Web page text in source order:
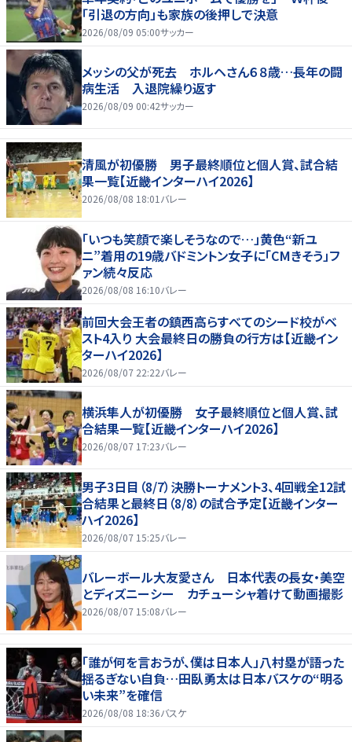
「引退の方向」も家族の後押しで決意
2026/08/09 05:00サッカー
メッシの父が死去 ホルヘさん６８歳…長年の闘
病生活 入退院繰り返す
2026/08/09 00:42サッカー
清風が初優勝 男子最終順位と個人賞、試合結
果一覧【近畿インターハイ2026】
2026/08/08 18:01 バレー
「いつも笑顔で楽しそうなので…」黄色“新ユ
ニ”着用の19歳バドミントン女子に「CMきそう」フ
ァン続々反応
2026/08/08 16:10バレー
前回大会王者の鎮西高らすべてのシード校がベ
スト4入り 大会最終日の勝負の行方は【近畿イン
ターハイ2026】
2026/08/07 22:22バレー
横浜隼人が初優勝 女子最終順位と個人賞、試
合結果一覧【近畿インターハイ2026】
2026/08/07 17:23バレー
男子3日目（8/7）決勝トーナメント3、4回戦全12試
合結果と最終日（8/8）の試合予定【近畿インター
ハイ2026】
2026/08/07 15:25バレー
バレーボール大友愛さん 日本代表の長女・美空
とディズニーシー カチューシャ着けて動画撮影
2026/08/07 15:08バレー
「誰が何を言おうが、僕は日本人」八村塁が語った
揺るぎない自負…田臥勇太は日本バスケの“明る
い未来”を確信
2026/08/08 18:36バスケ